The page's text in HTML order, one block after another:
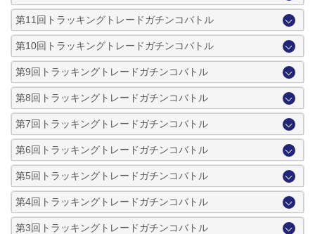
第11回トラッキングトレードガチンコバトル
第10回トラッキングトレードガチンコバトル
第9回トラッキングトレードガチンコバトル
第8回トラッキングトレードガチンコバトル
第7回トラッキングトレードガチンコバトル
第6回トラッキングトレードガチンコバトル
第5回トラッキングトレードガチンコバトル
第4回トラッキングトレードガチンコバトル
第3回トラッキングトレードガチンコバトル